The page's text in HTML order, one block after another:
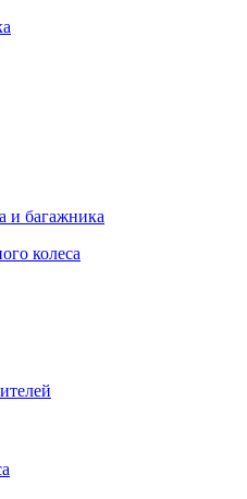
и багажника
колеса